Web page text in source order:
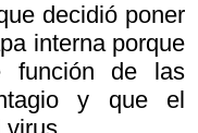
decidió poner
interna porque
función de las
y que el